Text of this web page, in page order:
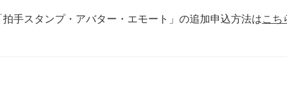
手スタンプ・アバター・エモート」の追加申込方法はこち